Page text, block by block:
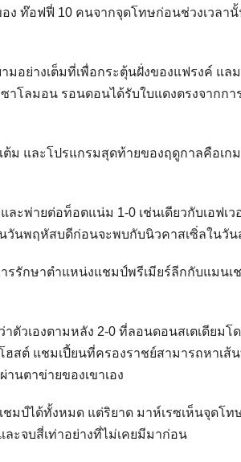
ง ท๊อฟฟี่ 10 คนจากจุดโทษก่อนช่วงเวลา
อย่างเต็มที่เพื่อกระตุ้นฝั่งของแฟรงค์ แล
าโลมอน รอนดอนได้รับใบแดงตรงจากก
และโปรแกรมสุดท้ายของฤดูกาลคือเก
ละพ่ายต่อท็อตแน่ม 1-0 เช่นเดียวกับเอฟเ
วันพฤหัสบดีก่อนจะพบกับนิวคาสเซิ่ลในวัน
รรักษาตำแหน่งแชมป์พรีเมียร์ลีกกับแมนเ
ตัวเองตามหลัง 2-0 ที่ลอนดอนสเตเดียมโ
สต์ แชมเปี้ยนที่ครองราชย์สามารถหาเส้
นตาข่ายของเขาเอง
ป์ได้ทั้งหมด แต่ริยาด มาห์เรซเห็นจุดโท
ะจบสี่เท่าอย่างที่ไม่เคยมีมาก่อน